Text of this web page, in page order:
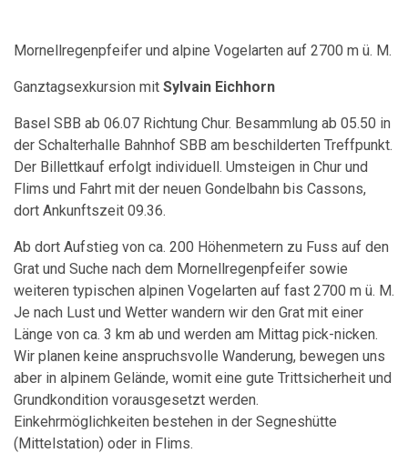
Mornellregenpfeifer und alpine Vogelarten auf 2700 m ü. M.
Ganztagsexkursion mit Sylvain Eichhorn
Basel SBB ab 06.07 Richtung Chur. Besammlung ab 05.50 in
der Schalterhalle Bahnhof SBB am beschilderten Treffpunkt.
Der Billettkauf erfolgt individuell. Umsteigen in Chur und
Flims und Fahrt mit der neuen Gondelbahn bis Cassons,
dort Ankunftszeit 09.36.
Ab dort Aufstieg von ca. 200 Höhenmetern zu Fuss auf den
Grat und Suche nach dem Mornellregenpfeifer sowie
weiteren typischen alpinen Vogelarten auf fast 2700 m ü. M.
Je nach Lust und Wetter wandern wir den Grat mit einer
Länge von ca. 3 km ab und werden am Mittag pick-nicken.
Wir planen keine anspruchsvolle Wanderung, bewegen uns
aber in alpinem Gelände, womit eine gute Trittsicherheit und
Grundkondition vorausgesetzt werden.
Einkehrmöglichkeiten bestehen in der Segneshütte
(Mittelstation) oder in Flims.